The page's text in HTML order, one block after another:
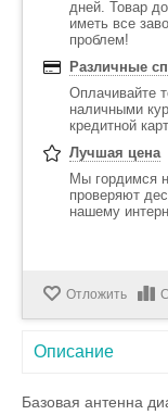
дней. Товар
иметь все
проблем!
Различные
Оплачивайте
наличными
кредитной
Лучшая цена
Мы гордимся
проверяют
нашему
Отложить
Описание
Базовая антенна